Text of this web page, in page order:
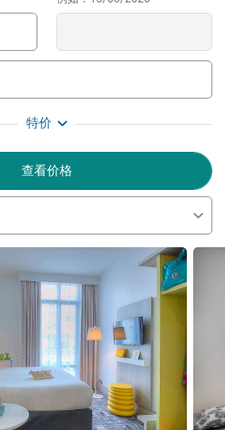
您来到蔚蓝海岸，诚邀您入住这座城
一家全新时尚现代酒店。我们的目
环境，帮助您探索该地区。
特价
查看价格
请参